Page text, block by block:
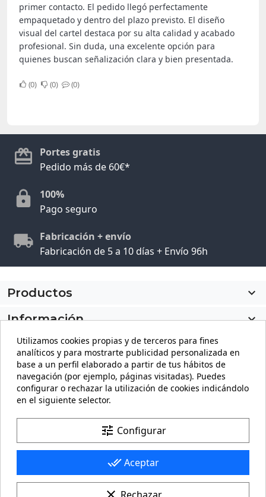
primer contacto. El pedido llegó perfectamente
empaquetado y dentro del plazo previsto. El diseño
visual del cartel destaca por su alta calidad y acabado
profesional. Sin duda, una excelente opción para
quienes buscan señalización clara y bien presentada.
0 0 0
Portes gratis
Pedido más de 60€*
100%
Pago seguro
Fabricación + envío
Fabricación de 5 a 10 días + Envío 96h
Productos

Información

Mi cuenta
Información de la tienda
Facebook
Utilizamos cookies propias y de terceros para fines
analíticos y para mostrarte publicidad personalizada en
base a un perfil elaborado a partir de tus hábitos de
navegación (por ejemplo, páginas visitadas). Puedes
configurar o rechazar la utilización de cookies indicándolo
en el siguiente selector.
tune Configurar
done_all Aceptar